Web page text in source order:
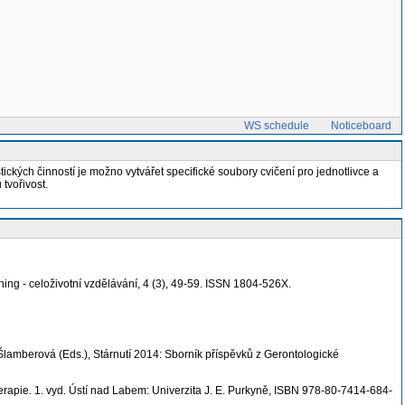
WS schedule
Noticeboard
činností je možno vytvářet specifické soubory cvičení pro jednotlivce a
tvořivost.
- celoživotní vzdělávání, 4 (3), 49-59. ISSN 1804-526X.
(Eds.), Stárnutí 2014: Sborník příspěvků z Gerontologické
1. vyd. Ústí nad Labem: Univerzita J. E. Purkyně, ISBN 978-80-7414-684-